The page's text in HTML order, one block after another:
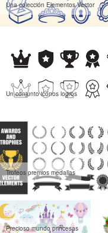
Una colección Elementos Vector
Un conjunto iconos logros
Trofeos premios medallas
Precioso mundo princesas